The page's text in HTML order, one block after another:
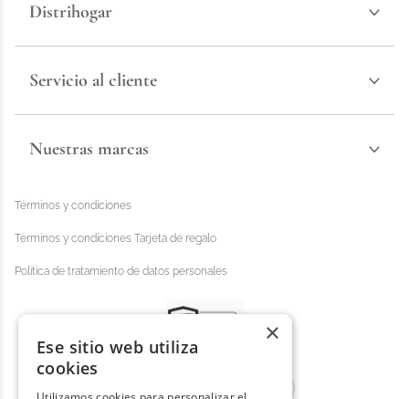
Distrihogar
Servicio al cliente
Nuestras marcas
Términos y condiciones
Términos y condiciones Tarjeta de regalo
Política de tratamiento de datos personales
×
Ese sitio web utiliza
cookies